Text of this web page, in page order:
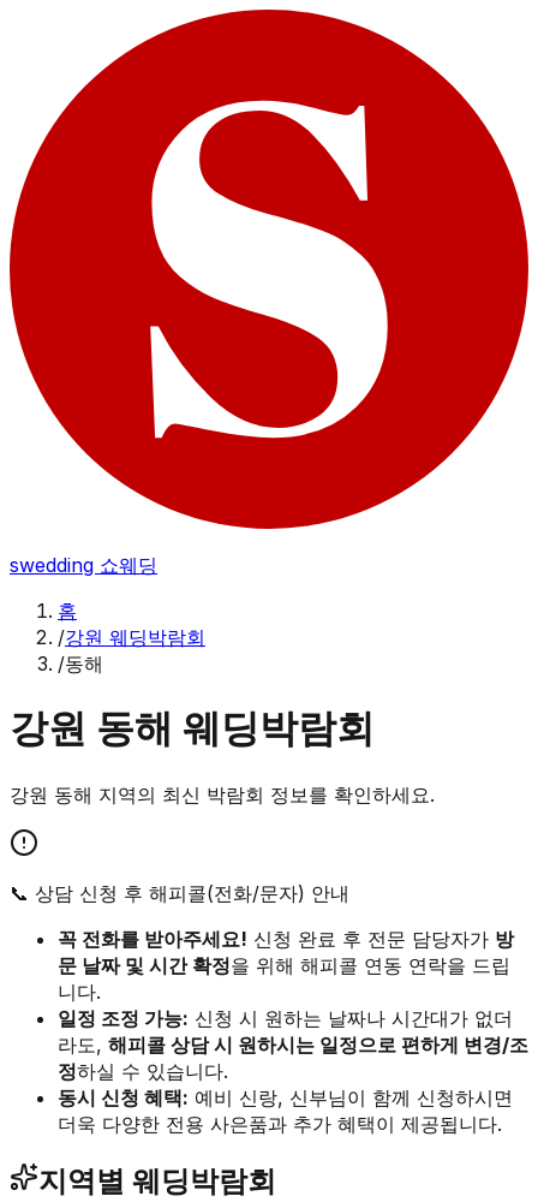
swedding 쇼웨딩
홈
/강원 웨딩박람회
/동해
강원 동해 웨딩박람회
강원 동해 지역의 최신 박람회 정보를 확인하세요.
📞 상담 신청 후 해피콜(전화/문자) 안내
꼭 전화를 받아주세요! 신청 완료 후 전문 담당자가 방
문 날짜 및 시간 확정을 위해 해피콜 연동 연락을 드립
니다.
일정 조정 가능: 신청 시 원하는 날짜나 시간대가 없더
라도, 해피콜 상담 시 원하시는 일정으로 편하게 변경/조
정하실 수 있습니다.
동시 신청 혜택: 예비 신랑, 신부님이 함께 신청하시면
더욱 다양한 전용 사은품과 추가 혜택이 제공됩니다.
지역별 웨딩박람회